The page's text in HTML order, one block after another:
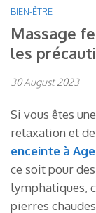
BIEN-ÊTRE
Massage
les
30 August 2023
Si vous êtes
relaxation et
enceinte à
ce soit pour
lymphatiques,
pierres